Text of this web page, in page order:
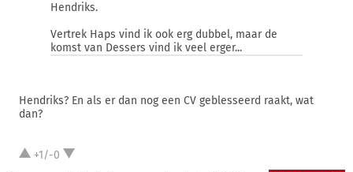
Hendriks.
Vertrek Haps vind ik ook erg dubbel, maar de
komst van Dessers vind ik veel erger...
Hendriks? En als er dan nog een CV geblesseerd raakt, wat
dan?
+1/-0